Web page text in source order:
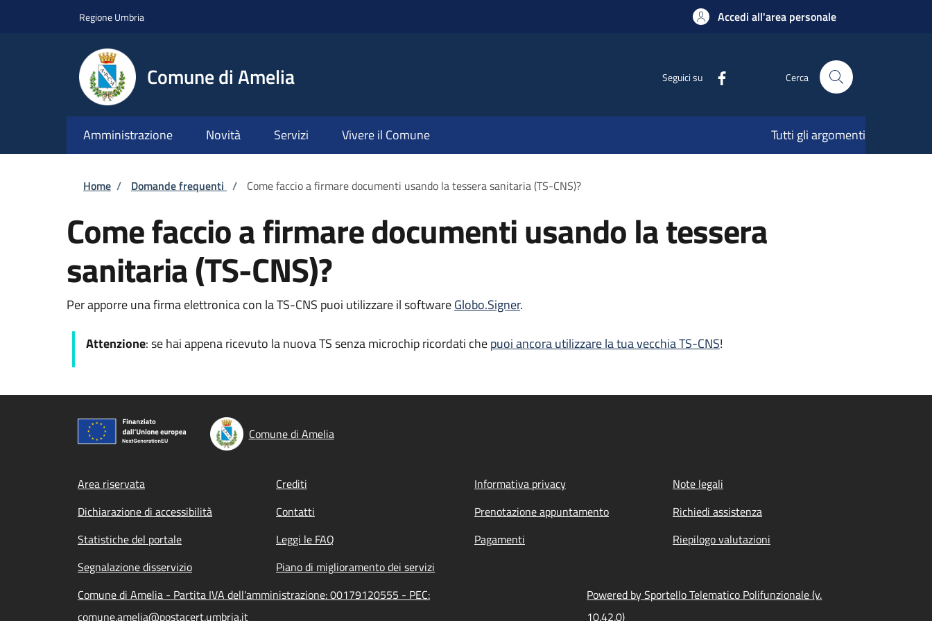
Regione Umbria Accedi all'area personale
Comune di Amelia Seguici su Cerca
Amministrazione Novità Servizi Vivere il Comune Tutti gli argomenti
Briciole di pane
Home / Domande frequenti / Come faccio a firmare documenti usando la tessera sanitaria (TS-CNS)?
Come faccio a firmare documenti usando la tessera
sanitaria (TS-CNS)?
Per apporre una firma elettronica con la TS-CNS puoi utilizzare il softwareGlobo.Signer.
Attenzione: se hai appena ricevuto la nuova TS senza microchip ricordati chepuoi ancora utilizzare la tua vecchia TS-CNS!
Comune di Amelia
Footer menu
Area riservata Crediti Informativa privacy
Note legali
Dichiarazione di accessibilità
Contatti Prenotazione appuntamento
Richiedi assistenza
Statistiche del portale
Leggi le FAQ Pagamenti
Riepilogo valutazioni
Segnalazione disservizio
Piano di miglioramento dei servizi
Comune di Amelia - Partita IVA dell'amministrazione: 00179120555 - PEC:
comune.amelia@postacert.umbria.it
Powered by Sportello Telematico Polifunzionale (v.
10.42.0)